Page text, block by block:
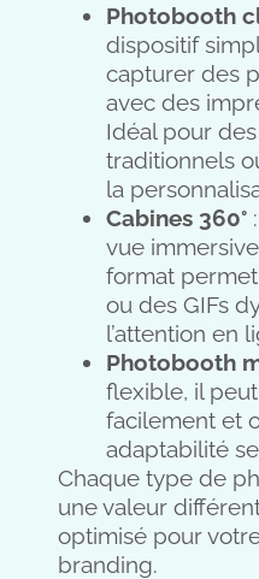
Photobooth
dispositif
capturer des
avec des
Idéal pour
traditionnels
la
Cabines 360°
vue
format
ou des GIFs
l’attention en
Photobooth
flexible, il
facilement et
adaptabilité
Chaque type de
une valeur
optimisé pour
branding.